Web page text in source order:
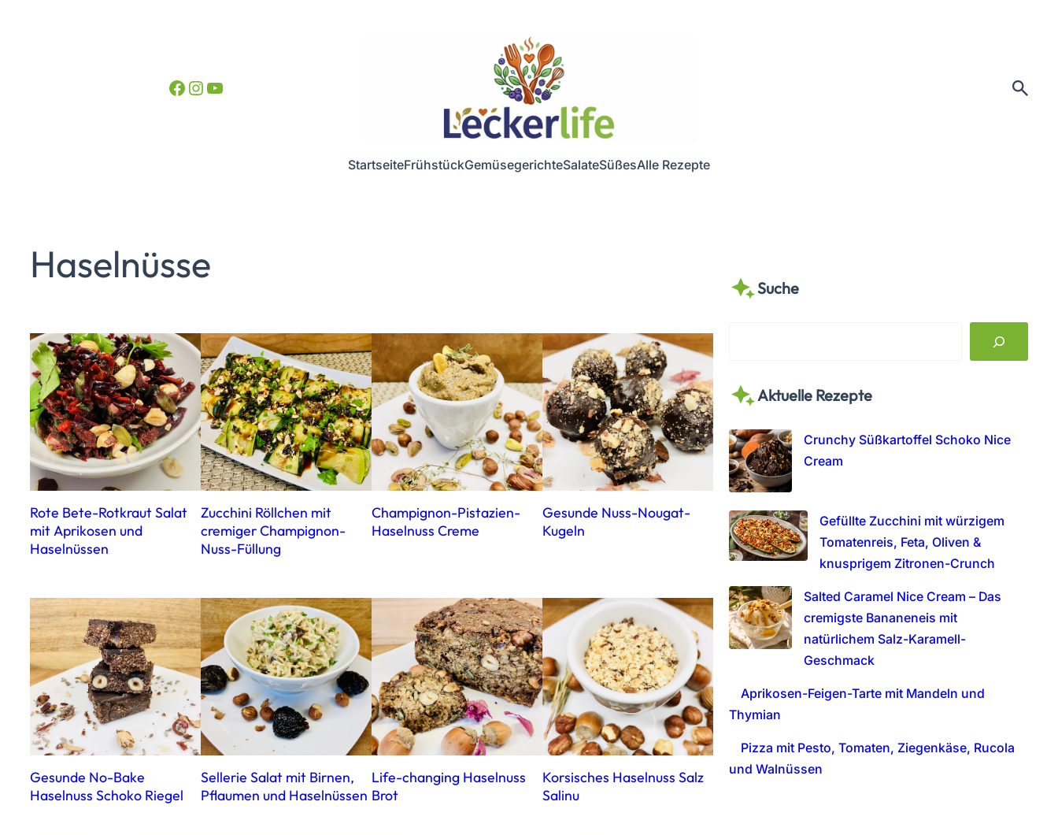
Facebook InstagramYouTube
StartseiteFrühstückGemüsegerichteSalateSüßesAlle Rezepte
Haselnüsse
Rote Bete-Rotkraut Salat
mit Aprikosen und
Haselnüssen
Zucchini Röllchen mit
cremiger Champignon-
Nuss-Füllung
Champignon-Pistazien-
Haselnuss Creme
Gesunde Nuss-Nougat-
Kugeln
Gesunde No-Bake
Haselnuss Schoko Riegel
Sellerie Salat mit Birnen,
Pflaumen und Haselnüssen
Life-changing Haselnuss
Brot
Korsisches Haselnuss Salz
Salinu
Suche
r
h
Aktuelle Rezepte
Crunchy Süßkartoffel Schoko Nice
Cream
Gefüllte Zucchini mit würzigem
Tomatenreis, Feta, Oliven &
knusprigem Zitronen-Crunch
Salted Caramel Nice Cream – Das
cremigste Bananeneis mit
natürlichem Salz-Karamell-
Geschmack
Aprikosen-Feigen-Tarte mit Mandeln und
Thymian
Pizza mit Pesto, Tomaten, Ziegenkäse, Rucola
und Walnüssen